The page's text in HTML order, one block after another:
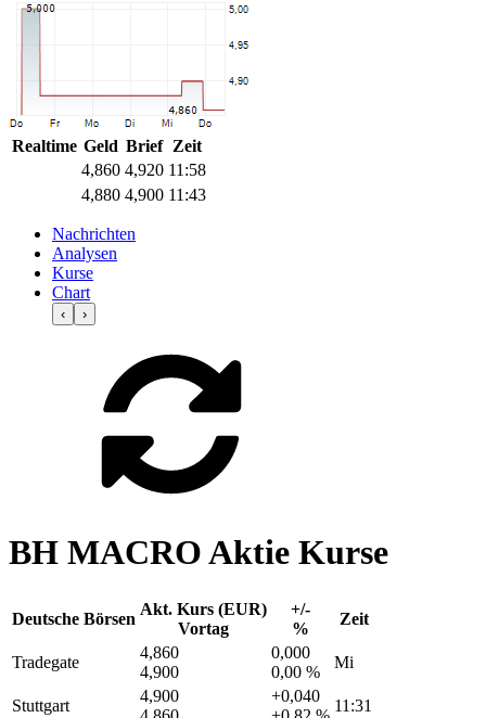
Realtime Geld Brief Zeit
4,860 4,920 11:58
4,880 4,900 11:43
Nachrichten
Analysen
Kurse
Chart
‹ ›
BH MACRO Aktie Kurse
Deutsche Börsen
Akt. Kurs (EUR)
Vortag
+/-
%
Zeit
Tradegate
4,860
4,900
0,000
0,00 %
Mi
Stuttgart
4,900
+0,040
11:31